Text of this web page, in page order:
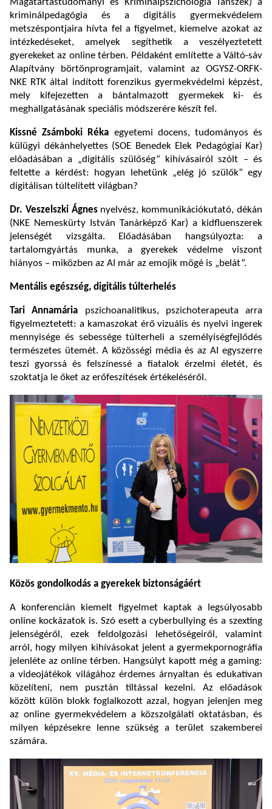
kriminálpedagógia és a digitális gyermekvédelem
metszéspontjaira hívta fel a figyelmet, kiemelve azokat az
intézkedéseket, amelyek segíthetik a veszélyeztetett
gyerekeket az online térben. Példaként említette a Váltó-sáv
Alapítvány börtönprogramjait, valamint az OGYSZ-ORFK-
NKE RTK által indított forenzikus gyermekvédelmi képzést,
mely kifejezetten a bántalmazott gyermekek ki- és
meghallgatásának speciális módszerére készít fel.
Kissné Zsámboki Réka egyetemi docens, tudományos és
külügyi dékánhelyettes (SOE Benedek Elek Pedagógiai Kar)
előadásában a „digitális szülőség” kihívásairól szólt – és
feltette a kérdést: hogyan lehetünk „elég jó szülők” egy
digitálisan túltelített világban?
Dr. Veszelszki Ágnesnyelvész, kommunikációkutató, dékán
(NKE Nemeskürty István Tanárképző Kar) a kidfluenszerek
jelenségét vizsgálta. Előadásában hangsúlyozta: a
tartalomgyártás munka, a gyerekek védelme viszont
hiányos – miközben az AI már az emojik mögé is „belát”.
Mentális egészség, digitális túlterhelés
Tari Annamária pszichoanalitikus, pszichoterapeuta arra
figyelmeztetett: a kamaszokat érő vizuális és nyelvi ingerek
mennyisége és sebessége túlterheli a személyiségfejlődés
természetes ütemét. A közösségi média és az AI egyszerre
teszi gyorssá és felszínessé a fiatalok érzelmi életét, és
szoktatja le őket az erőfeszítések értékeléséről.
Közös gondolkodás a gyerekek biztonságáért
A konferencián kiemelt figyelmet kaptak a legsúlyosabb
online kockázatok is. Szó esett a cyberbullying és a szexting
jelenségéről, ezek feldolgozási lehetőségeiről, valamint
arról, hogy milyen kihívásokat jelent a gyermekpornográfia
jelenléte az online térben. Hangsúlyt kapott még a gaming:
a videojátékok világához érdemes árnyaltan és edukatívan
közelíteni, nem pusztán tiltással kezelni. Az előadások
között külön blokk foglalkozott azzal, hogyan jelenjen meg
az online gyermekvédelem a közszolgálati oktatásban, és
milyen képzésekre lenne szükség a terület szakemberei
számára.